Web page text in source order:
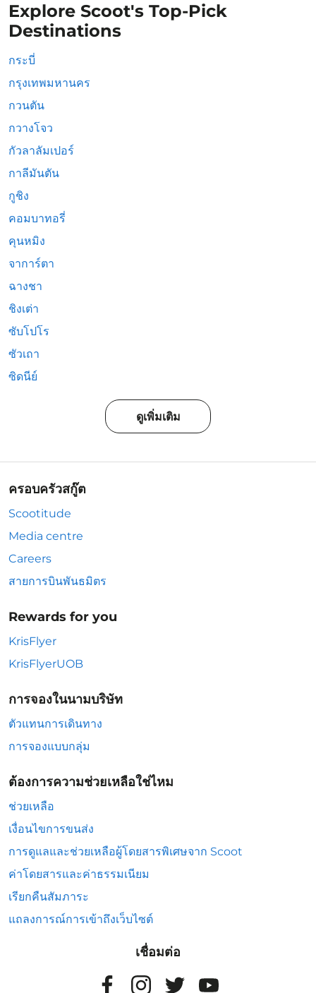
Explore Scoot's Top-Pick
Destinations
กระบี่
กรุงเทพมหานคร
กวนตัน
กวางโจว
กัวลาลัมเปอร์
กาลีมันตัน
กูชิง
คอมบาทอรี่
คุนหมิง
จาการ์ตา
ฉางชา
ชิงเต่า
ซับโปโร
ซัวเถา
ซิดนีย์
ดูเพิ่มเติม
ครอบครัวสกู๊ต
Scootitude
Media centre
Careers
สายการบินพันธมิตร
Rewards for you
KrisFlyer
KrisFlyerUOB
การจองในนามบริษัท
ตัวแทนการเดินทาง
การจองแบบกลุ่ม
ต้องการความช่วยเหลือใช่ไหม
ช่วยเหลือ
เงื่อนไขการขนส่ง
การดูแลและช่วยเหลือผู้โดยสารพิเศษจาก Scoot
ค่าโดยสารและค่าธรรมเนียม
เรียกคืนสัมภาระ
แถลงการณ์การเข้าถึงเว็บไซต์
เชื่อมต่อ